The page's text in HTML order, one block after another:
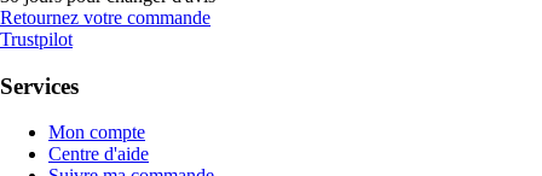
Retournez votre commande
Trustpilot
Services
Mon compte
Centre d'aide